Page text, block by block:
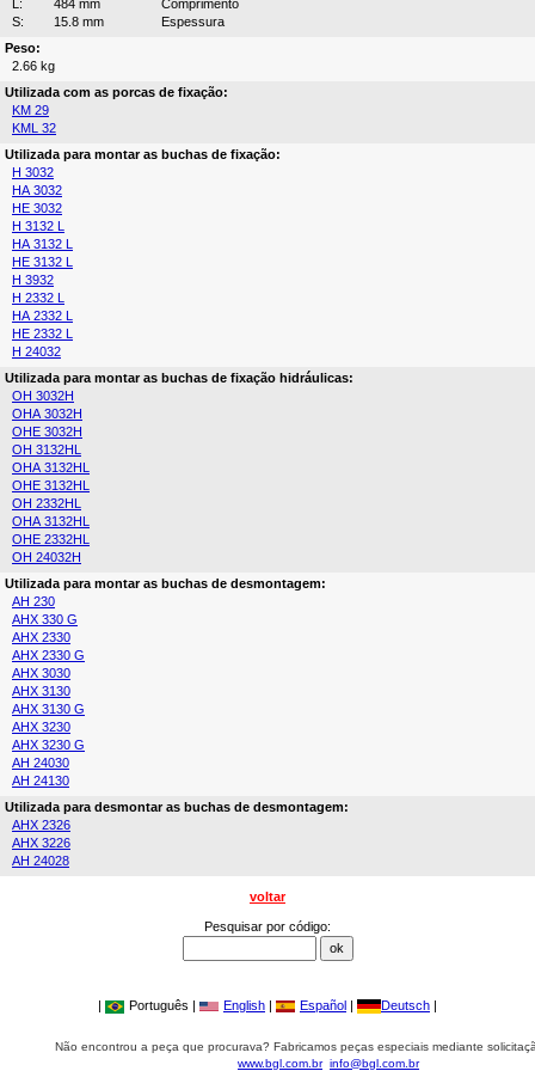
L: 484 mm
Comprimento
S:
15.8 mm
Espessura
Peso:
2.66 kg
Utilizada com as porcas de fixação:
KM 29
KML 32
Utilizada para montar as buchas de fixação:
H 3032
HA 3032
HE 3032
H 3132 L
HA 3132 L
HE 3132 L
H 3932
H 2332 L
HA 2332 L
HE 2332 L
H 24032
Utilizada para montar as buchas de fixação hidráulicas:
OH 3032H
OHA 3032H
OHE 3032H
OH 3132HL
OHA 3132HL
OHE 3132HL
OH 2332HL
OHA 3132HL
OHE 2332HL
OH 24032H
Utilizada para montar as buchas de desmontagem:
AH 230
AHX 330 G
AHX 2330
AHX 2330 G
AHX 3030
AHX 3130
AHX 3130 G
AHX 3230
AHX 3230 G
AH 24030
AH 24130
Utilizada para desmontar as buchas de desmontagem:
AHX 2326
AHX 3226
AH 24028
voltar
Pesquisar por código:
| Português | English | Español | Deutsch |
Não encontrou a peça que procurava? Fabricamos peças especiais mediante
www.bgl.com.br info@bgl.com.br